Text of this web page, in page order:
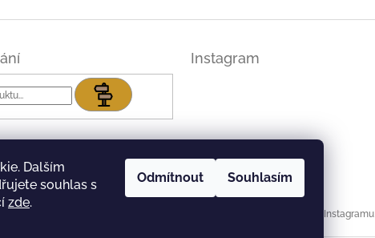
Dalším
souhlas s
zde.
Odmítnout Souhlasím
Hledat
Instagram
Sledovat na Instagramu